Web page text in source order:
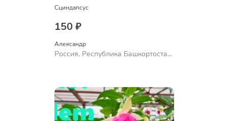
Сциндапсус
150 ₽
Александр
Россия, Республика Башкортостан,